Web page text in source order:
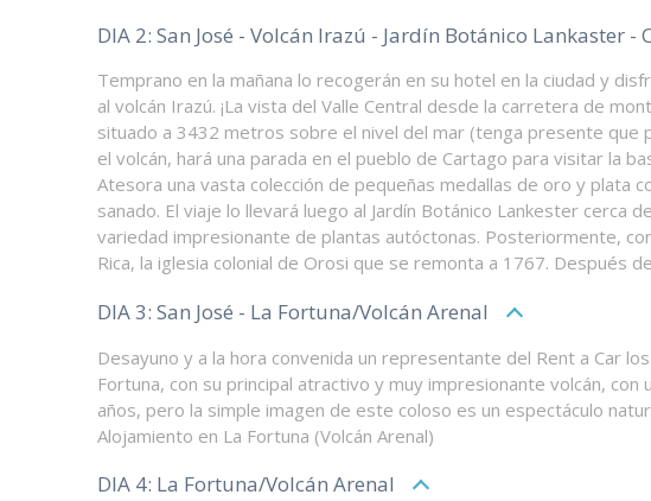
DIA 2: San José - Volcán Irazú - Jardín Botánico Lankaster -
Temprano en la mañana lo recogerán en su hotel en la ciudad y
al volcán Irazú. ¡La vista del Valle Central desde la carretera de
situado a 3432 metros sobre el nivel del mar (tenga presente que
el volcán, hará una parada en el pueblo de Cartago para visitar la
Atesora una vasta colección de pequeñas medallas de oro y
sanado. El viaje lo llevará luego al Jardín Botánico Lankester
variedad impresionante de plantas autóctonas. Posteriormente,
Rica, la iglesia colonial de Orosi que se remonta a 1767. Después
DIA 3: San José - La Fortuna/Volcán Arenal
Desayuno y a la hora convenida un representante del Rent a Car
Fortuna, con su principal atractivo y muy impresionante volcán,
años, pero la simple imagen de este coloso es un espectáculo
Alojamiento en La Fortuna (Volcán Arenal)
DIA 4: La Fortuna/Volcán Arenal